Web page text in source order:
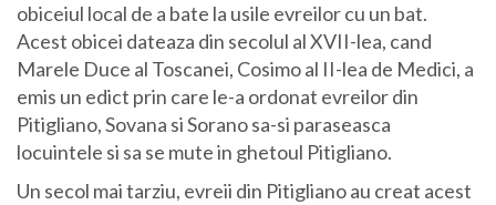
obiceiul local de a bate la usile evreilor cu un bat.
Acest obicei dateaza din secolul al XVII-lea, cand
Marele Duce al Toscanei, Cosimo al II-lea de Medici, a
emis un edict prin care le-a ordonat evreilor din
Pitigliano, Sovana si Sorano sa-si paraseasca
locuintele si sa se mute in ghetoul Pitigliano.
Un secol mai tarziu, evreii din Pitigliano au creat acest